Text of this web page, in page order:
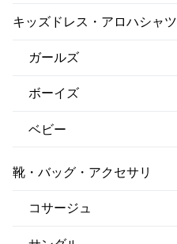
キッズドレス・アロハシャツ
ガールズ
ボーイズ
ベビー
靴・バッグ・アクセサリ
コサージュ